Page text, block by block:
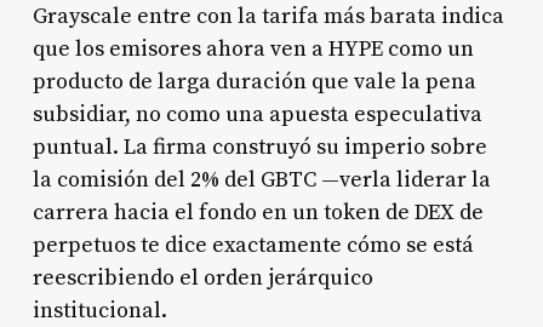
Grayscale entre con la tarifa más barata indica
que los emisores ahora ven a HYPE como un
producto de larga duración que vale la pena
subsidiar, no como una apuesta especulativa
puntual. La firma construyó su imperio sobre
la comisión del 2% del GBTC —verla liderar la
carrera hacia el fondo en un token de DEX de
perpetuos te dice exactamente cómo se está
reescribiendo el orden jerárquico
institucional.